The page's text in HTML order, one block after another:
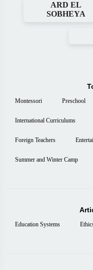
ARD EL
SOBHEYA
Montessori Preschool
International Curriculums
Foreign Teachers
Summer and Winter Camp
Education Systems